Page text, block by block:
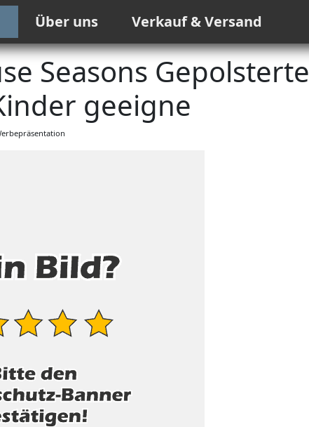
Über uns Verkauf & Versand
Seasons Gepolsterte
geeigne